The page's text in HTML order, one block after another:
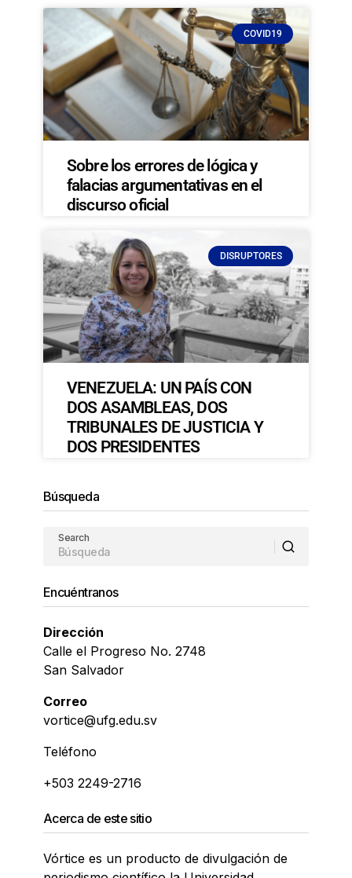
COVID19
Sobre los errores de lógica y
falacias argumentativas en el
discurso oficial
DISRUPTORES
VENEZUELA: UN PAÍS CON
DOS ASAMBLEAS, DOS
TRIBUNALES DE JUSTICIA Y
DOS PRESIDENTES
Búsqueda
Search
Encuéntranos
Dirección
Calle el Progreso No. 2748
San Salvador
Correo
vortice@ufg.edu.sv
Teléfono
+503 2249-2716
Acerca de este sitio
Vórtice es un producto de divulgación de